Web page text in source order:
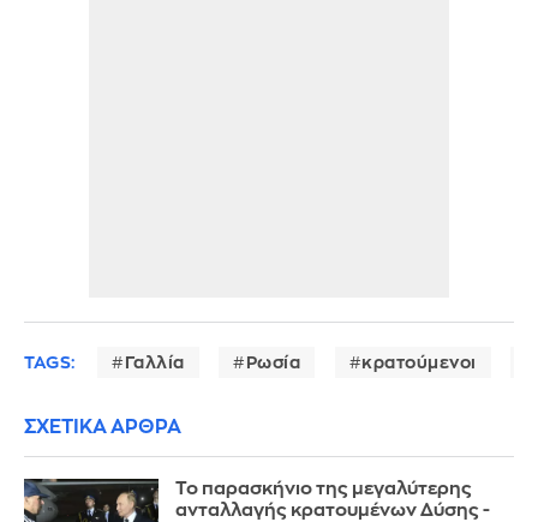
TAGS: Γαλλία Ρωσία κρατούμενοι
ΣΧΕΤΙΚΑ ΑΡΘΡΑ
Το παρασκήνιο της μεγαλύτερης
ανταλλαγής κρατουμένων Δύσης -